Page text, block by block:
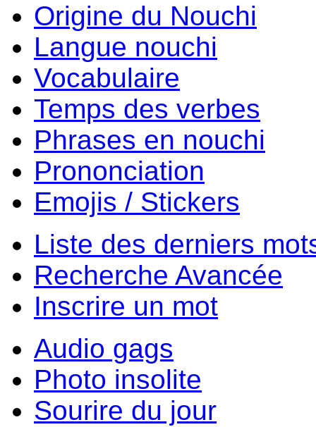
Origine du Nouchi
Langue nouchi
Vocabulaire
Temps des verbes
Phrases en nouchi
Prononciation
Emojis / Stickers
Liste des derniers
Recherche Avancée
Inscrire un mot
Audio gags
Photo insolite
Sourire du jour